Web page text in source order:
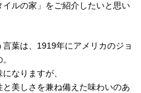
ルの家」をご紹介したいと思い
葉は、 1919年にアメリカのジョ
なりますが、
美しさを兼ね備えた味わいのあ